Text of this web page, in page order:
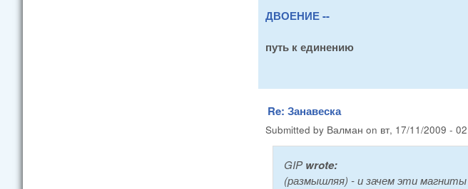
ДВОЕНИЕ --
путь к единению
Re: Занавеска
Submitted by Валман on вт, 17/11/2009 -
GIPwrote:
(размышляя) - и зачем эти магниты